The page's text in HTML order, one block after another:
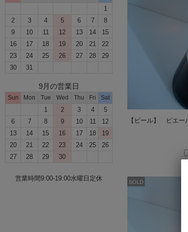
1
2
3 4 5 6 7
8
9
10 11 12 13 14
15
16
17 18 19 20 21
22
23
24 25 26 27 28
29
30
31
9月の営業日
Sun Mon Tue Wed Thu Fri Sat
1 2 3 4
5
6
7 8 9 10 11
12
13
14 15 16 17 18
19
20
21 22 23 24 25
26
27
28 29 30
営業時間9:00-19:00水曜日定休
【ビール】 ビエ
SOLD